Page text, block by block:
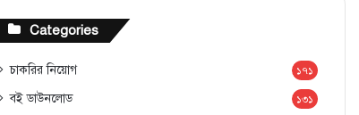
Categories
চাকরির নিয়োগ ১৭১
বই ডাউনলোড ১৩১